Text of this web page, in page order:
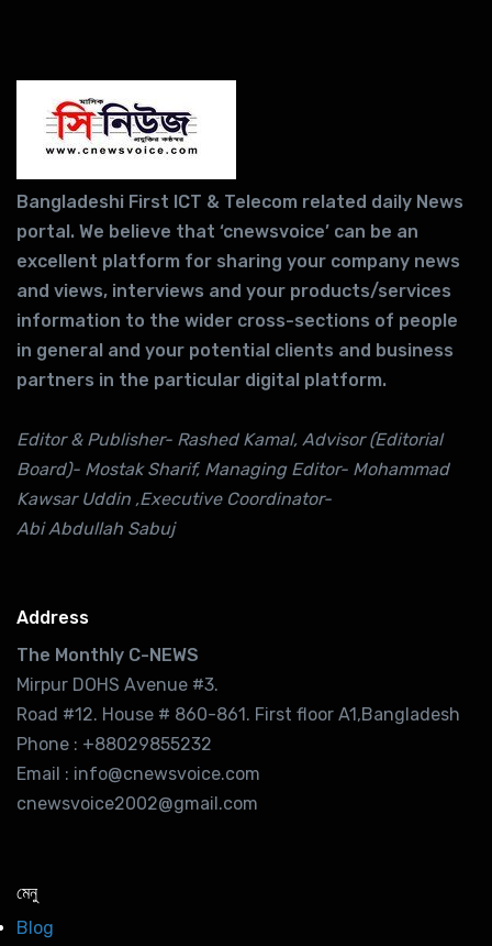
Bangladeshi First ICT & Telecom related daily News
portal. We believe that ‘cnewsvoice’ can be an
excellent platform for sharing your company news
and views, interviews and your products/services
information to the wider cross-sections of people
in general and your potential clients and business
partners in the particular digital platform.
Editor & Publisher- Rashed Kamal, Advisor (Editorial
Board)- Mostak Sharif, Managing Editor- Mohammad
Kawsar Uddin ,Executive Coordinator-
Abi Abdullah Sabuj
Address
The Monthly C-NEWS
Mirpur DOHS Avenue #3.
Road #12. House # 860-861. First floor A1,Bangladesh
Phone : +88029855232
Email : info@cnewsvoice.com
cnewsvoice2002@gmail.com
মেনু
Blog